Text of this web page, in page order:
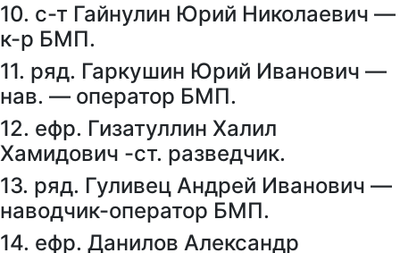
10. с-т Гайнулин Юрий Николаевич —
к-р БМП.
11. ряд. Гаркушин Юрий Иванович —
нав. — оператор БМП.
12. ефр. Гизатуллин Халил
Хамидович -ст. разведчик.
13. ряд. Гуливец Андрей Иванович —
наводчик-оператор БМП.
14. ефр. Данилов Александр